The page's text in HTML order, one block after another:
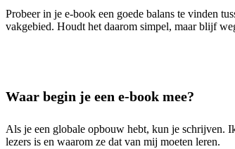
Probeer in je e-book een goede balans te vinden
vakgebied. Houdt het daarom simpel, maar blijf
Waar begin je een e-book mee?
Als je een globale opbouw hebt, kun je schrijven.
lezers is en waarom ze dat van mij moeten leren.